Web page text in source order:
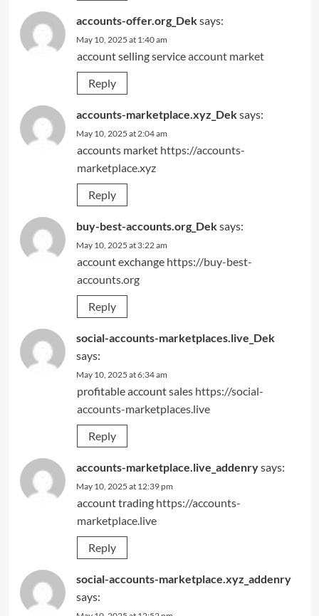
accounts-offer.org_Deksays:
May 10, 2025 at 1:40 am
account selling serviceaccount market
Reply
accounts-marketplace.xyz_Deksays:
May 10, 2025 at 2:04 am
accounts market https://accounts-
marketplace.xyz
Reply
buy-best-accounts.org_Deksays:
May 10, 2025 at 3:22 am
account exchange https://buy-best-
accounts.org
Reply
social-accounts-marketplaces.live_Dek
says:
May 10, 2025 at 6:34 am
profitable account sales https://social-
accounts-marketplaces.live
Reply
accounts-marketplace.live_addenrysays:
May 10, 2025 at 12:39 pm
account trading https://accounts-
marketplace.live
Reply
social-accounts-marketplace.xyz_addenry
says: